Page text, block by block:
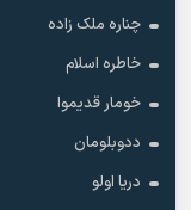
چناره ملک زاده
خاطره اسلام
خومار قدیموا
ددوبلومان
دریا اولو